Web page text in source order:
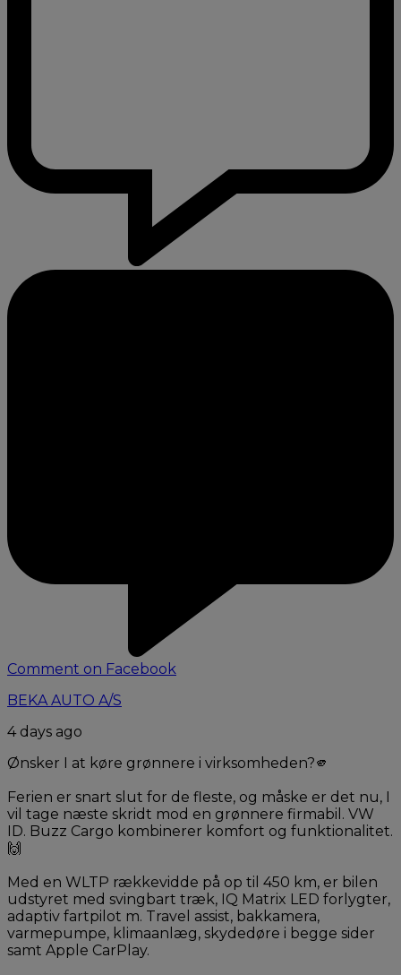
Comment on Facebook
BEKA AUTO A/S
4 days ago
Ønsker I at køre grønnere i virksomheden?🫵
Ferien er snart slut for de fleste, og måske er det nu, I
vil tage næste skridt mod en grønnere firmabil. VW
ID. Buzz Cargo kombinerer komfort og funktionalitet.
🙌
Med en WLTP rækkevidde på op til 450 km, er bilen
udstyret med svingbart træk, IQ Matrix LED forlygter,
adaptiv fartpilot m. Travel assist, bakkamera,
varmepumpe, klimaanlæg, skydedøre i begge sider
samt Apple CarPlay.